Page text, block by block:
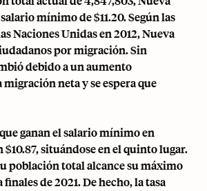
mínimo de $11.20. Según las
Naciones Unidas en 2012, Nueva
por migración. Sin
debido a un aumento
neta y se espera que
ganan el salario mínimo en
situándose en el quinto lugar.
población total alcance su máximo
de 2021. De hecho, la tasa